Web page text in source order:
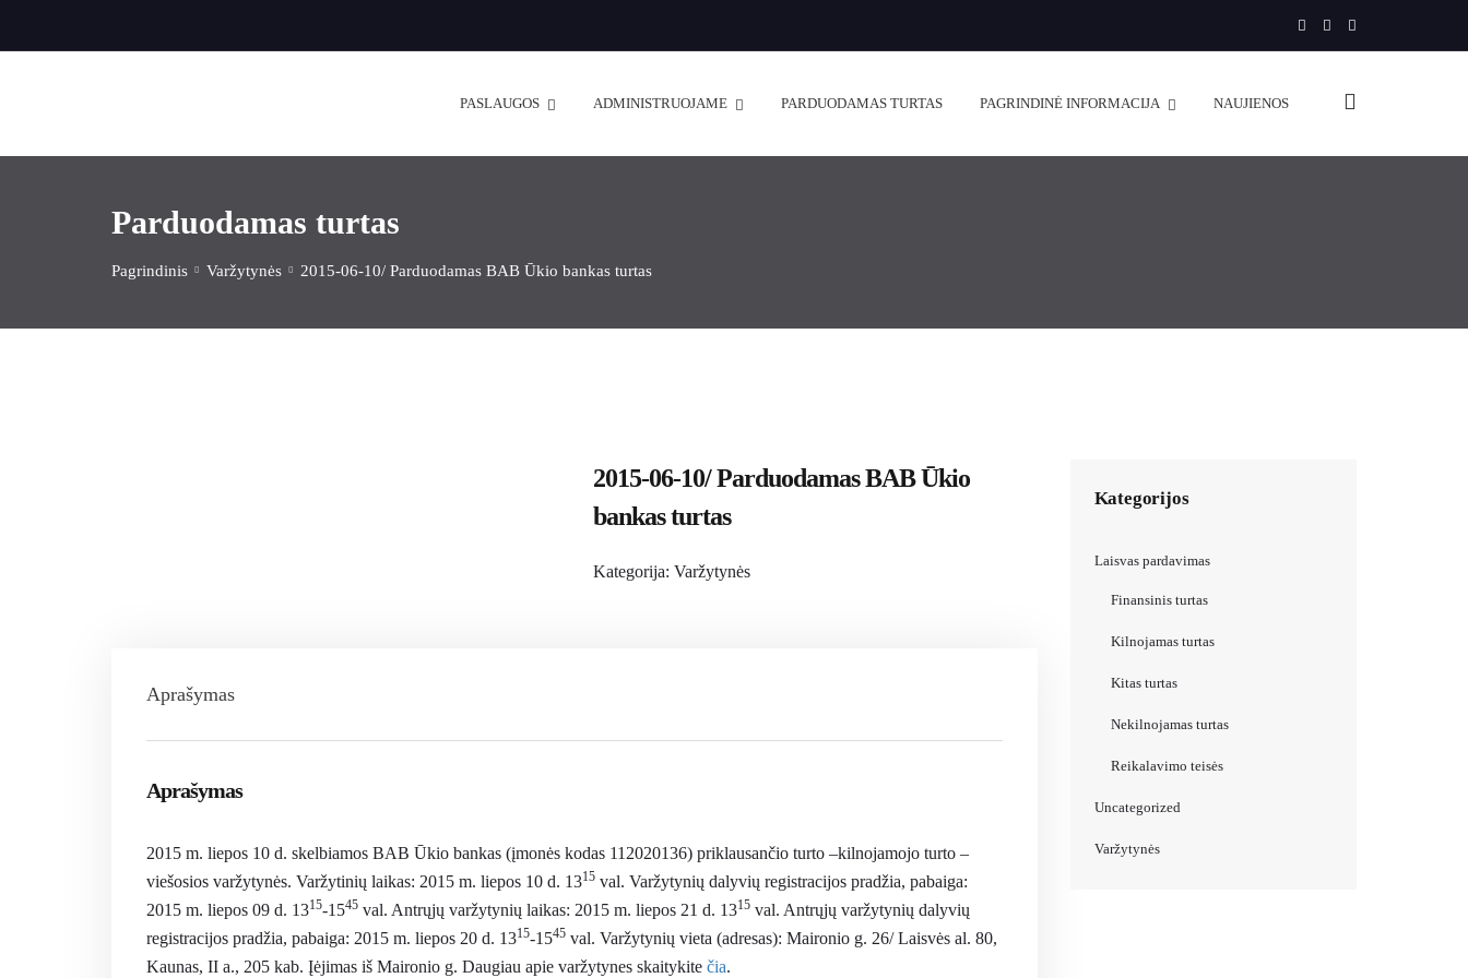
PASLAUGOS ADMINISTRUOJAME PARDUODAMAS TURTAS PAGRINDINĖ INFORMACIJA NAUJIENOS
Parduodamas turtas
Pagrindinis Varžytynės 2015-06-10/ Parduodamas BAB Ūkio bankas turtas
2015-06-10/ Parduodamas BAB Ūkio
bankas turtas
Kategorija: Varžytynės
Aprašymas
Aprašymas
2015 m. liepos 10 d. skelbiamos BAB Ūkio bankas (įmonės kodas 112020136) priklausančio turto –kilnojamojo turto –
viešosios varžytynės. Varžytinių laikas: 2015 m. liepos 10 d. 1315 val. Varžytynių dalyvių registracijos pradžia, pabaiga:
2015 m. liepos 09 d. 1315-1545 val. Antrųjų varžytynių laikas: 2015 m. liepos 21 d. 1315 val. Antrųjų varžytynių dalyvių
registracijos pradžia, pabaiga: 2015 m. liepos 20 d. 1315-1545 val. Varžytynių vieta (adresas): Maironio g. 26/ Laisvės al. 80,
Kaunas, II a., 205 kab. Įėjimas iš Maironio g. Daugiau apie varžytynes skaitykite čia.
Kategorijos
Laisvas pardavimas
Finansinis turtas
Kilnojamas turtas
Kitas turtas
Nekilnojamas turtas
Reikalavimo teisės
Uncategorized
Varžytynės